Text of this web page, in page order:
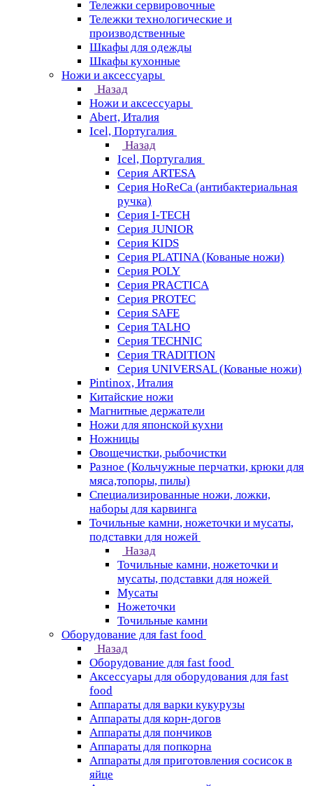
Тележки сервировочные
Тележки технологические и
производственные
Шкафы для одежды
Шкафы кухонные
Ножи и аксессуары
Назад
Ножи и аксессуары
Abert, Италия
Icel, Португалия
Назад
Icel, Португалия
Серия ARTESA
Серия HoReCa (антибактериальная
ручка)
Серия I-TECH
Серия JUNIOR
Серия KIDS
Серия PLATINA (Кованые ножи)
Серия POLY
Серия PRACTICA
Серия PROTEC
Серия SAFE
Серия TALHO
Серия TECHNIC
Серия TRADITION
Серия UNIVERSAL (Кованые ножи)
Pintinox, Италия
Китайские ножи
Магнитные держатели
Ножи для японской кухни
Ножницы
Овощечистки, рыбочистки
Разное (Кольчужные перчатки, крюки для
мяса,топоры, пилы)
Специализированные ножи, ложки,
наборы для карвинга
Точильные камни, ножеточки и мусаты,
подставки для ножей
Назад
Точильные камни, ножеточки и
мусаты, подставки для ножей
Мусаты
Ножеточки
Точильные камни
Оборудование для fast food
Назад
Оборудование для fast food
Аксессуары для оборудования для fast
food
Аппараты для варки кукурузы
Аппараты для корн-догов
Аппараты для пончиков
Аппараты для попкорна
Аппараты для приготовления сосисок в
яйце